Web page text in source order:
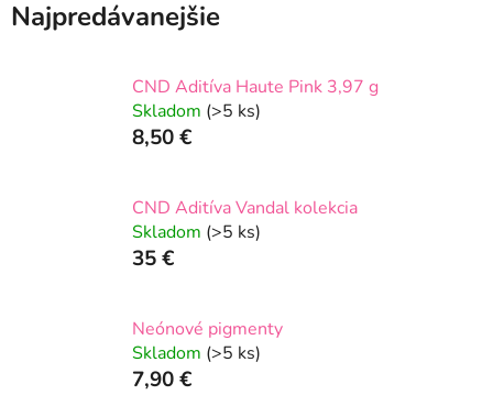
Najpredávanejšie
CND Aditíva Haute Pink 3,97 g
Skladom (>5 ks)
8,50 €
CND Aditíva Vandal kolekcia
Skladom (>5 ks)
35 €
Neónové pigmenty
Skladom (>5 ks)
7,90 €